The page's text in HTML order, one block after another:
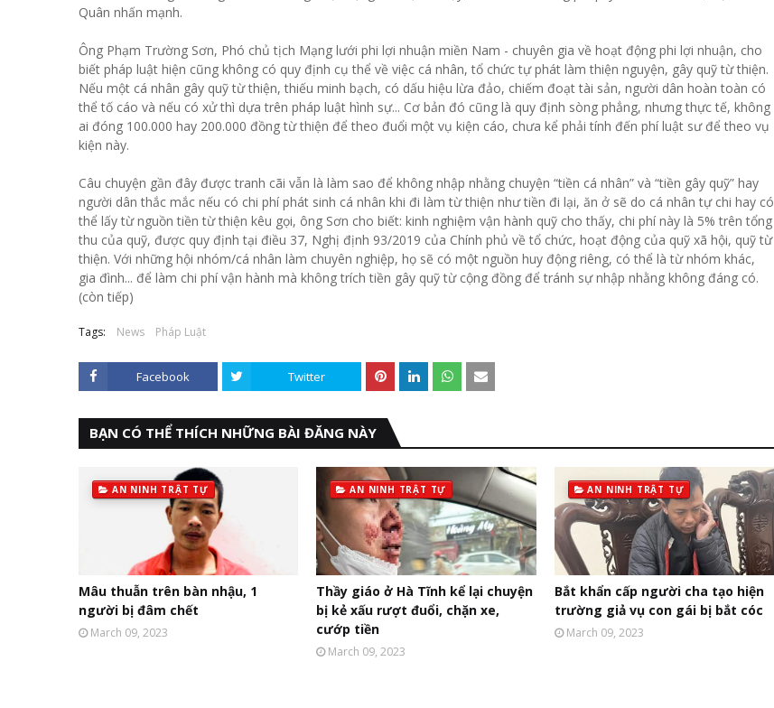
Quân nhấn mạnh.
Ông Phạm Trường Sơn, Phó chủ tịch Mạng lưới phi lợi nhuận miền Nam - chuyên gia về hoạt động phi lợi nhuận, cho
biết pháp luật hiện cũng không có quy định cụ thể về việc cá nhân, tổ chức tự phát làm thiện nguyện, gây quỹ từ thiện.
Nếu một cá nhân gây quỹ từ thiện, thiếu minh bạch, có dấu hiệu lừa đảo, chiếm đoạt tài sản, người dân hoàn toàn có
thể tố cáo và nếu có xử thì dựa trên pháp luật hình sự... Cơ bản đó cũng là quy định sòng phẳng, nhưng thực tế, không
ai đóng 100.000 hay 200.000 đồng từ thiện để theo đuổi một vụ kiện cáo, chưa kể phải tính đến phí luật sư để theo vụ
kiện này.
Câu chuyện gần đây được tranh cãi vẫn là làm sao để không nhập nhằng chuyện “tiền cá nhân” và “tiền gây quỹ” hay
người dân thắc mắc nếu có chi phí phát sinh cá nhân khi đi làm từ thiện như tiền đi lại, ăn ở sẽ do cá nhân tự chi hay có
thể lấy từ nguồn tiền từ thiện kêu gọi, ông Sơn cho biết: kinh nghiệm vận hành quỹ cho thấy, chi phí này là 5% trên tổng
thu của quỹ, được quy định tại điều 37, Nghị định 93/2019 của Chính phủ về tổ chức, hoạt động của quỹ xã hội, quỹ từ
thiện. Với những hội nhóm/cá nhân làm chuyên nghiệp, họ sẽ có một nguồn huy động riêng, có thể là từ nhóm khác,
gia đình... để làm chi phí vận hành mà không trích tiền gây quỹ từ cộng đồng để tránh sự nhập nhằng không đáng có.
(còn tiếp)
Tags: News Pháp Luật
Facebook Twitter
BẠN CÓ THỂ THÍCH NHỮNG BÀI ĐĂNG NÀY
AN NINH TRẬT TỰ
Mâu thuẫn trên bàn nhậu, 1
người bị đâm chết
March 09, 2023
AN NINH TRẬT TỰ
Thầy giáo ở Hà Tĩnh kể lại chuyện
bị kẻ xấu rượt đuổi, chặn xe,
cướp tiền
March 09, 2023
AN NINH TRẬT TỰ
Bắt khẩn cấp người cha tạo hiện
trường giả vụ con gái bị bắt cóc
March 09, 2023